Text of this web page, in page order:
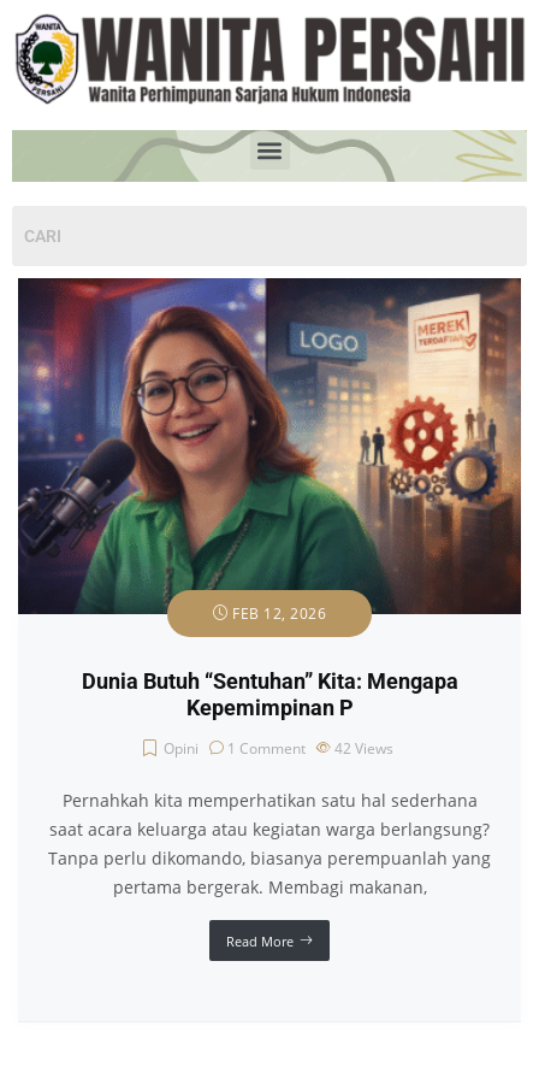
FEB 12, 2026
Dunia Butuh “Sentuhan” Kita: Mengapa
Kepemimpinan P
Opini 1 Comment 42 Views
Pernahkah kita memperhatikan satu hal sederhana
saat acara keluarga atau kegiatan warga berlangsung?
Tanpa perlu dikomando, biasanya perempuanlah yang
pertama bergerak. Membagi makanan,
Read More